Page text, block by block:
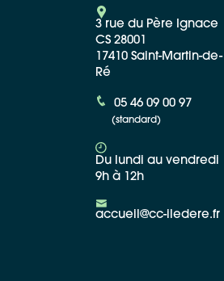
3 rue du Père Ignace
CS 28001
17410 Saint-Martin-de-
Ré
05 46 09 00 97
(standard)
Du lundi au vendredi
9h à 12h
accueil@cc-iledere.fr